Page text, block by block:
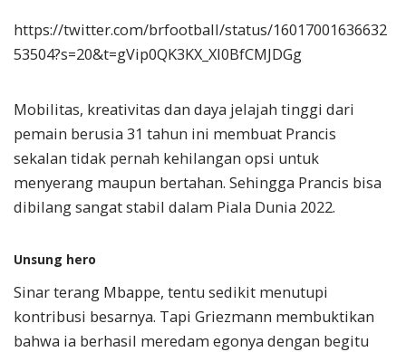
https://twitter.com/brfootball/status/16017001636632
53504?s=20&t=gVip0QK3KX_Xl0BfCMJDGg
Mobilitas, kreativitas dan daya jelajah tinggi dari
pemain berusia 31 tahun ini membuat Prancis
sekalan tidak pernah kehilangan opsi untuk
menyerang maupun bertahan. Sehingga Prancis bisa
dibilang sangat stabil dalam Piala Dunia 2022.
Unsung hero
Sinar terang Mbappe, tentu sedikit menutupi
kontribusi besarnya. Tapi Griezmann membuktikan
bahwa ia berhasil meredam egonya dengan begitu